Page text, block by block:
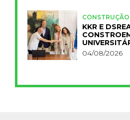
KKR E
FCT
04/08/2026